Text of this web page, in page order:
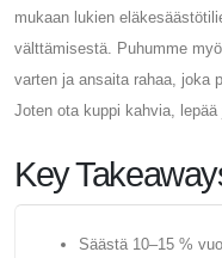
mukaan lukien
välttämisestä. Puhumme
varten ja ansaita rahaa, joka
Joten ota kuppi kahvia,
Key
Säästä 10–15 %